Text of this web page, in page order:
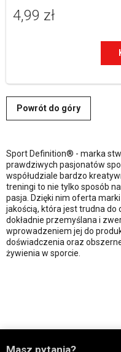
4,99 zł
Powrót do góry
Sport Definition® - marka
prawdziwych pasjonatów
współudziale bardzo
treningi to nie tylko sposób
pasja. Dzięki nim oferta
jakością, która jest trudna do
dokładnie przemyślana i
wprowadzeniem jej do
doświadczenia oraz
żywienia w sporcie.
Masz pytania?